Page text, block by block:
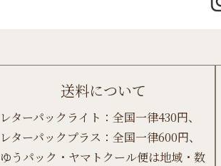
送料について
レターパックライト：全国一律430円、
レターパックプラス：全国一律600円、
ゆうパック・ヤマトクール便は地域・数